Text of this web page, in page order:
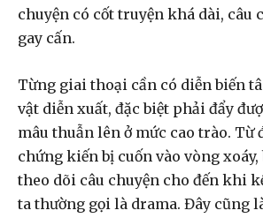
chuyện có cốt truyện khá dài, câu
gay cấn.
Từng giai thoại cần có diễn biến
vật diễn xuất, đặc biệt phải đẩy
mâu thuẫn lên ở mức cao trào. Từ
chứng kiến bị cuốn vào vòng
theo dõi câu chuyện cho đến khi
ta thường gọi là drama. Đây cũng